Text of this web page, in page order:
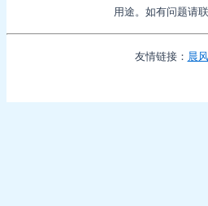
用途。如有问题请
友情链接： 晨